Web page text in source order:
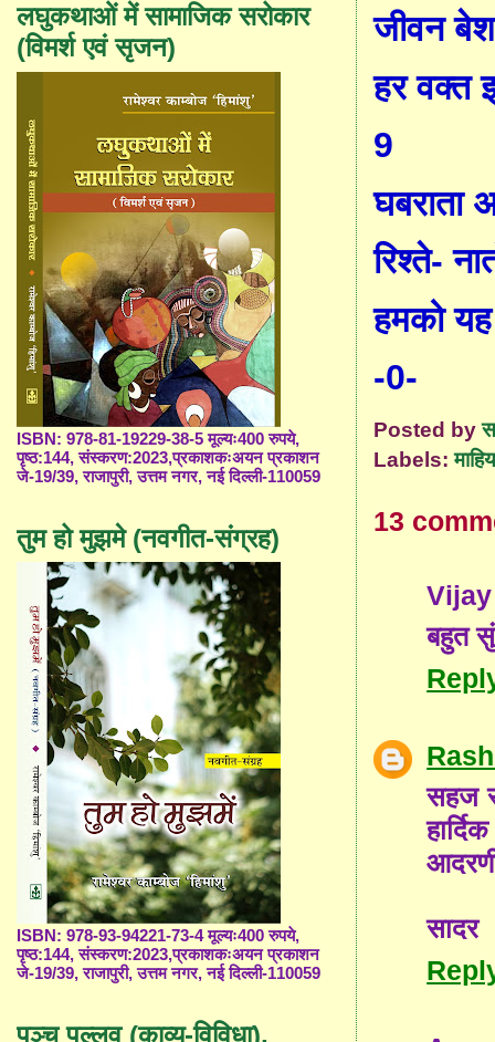
जीवन
हर वक्त
9
घबराता
रिश्ते-
हमको
-0-
Posted by
Labels:
13
बहुत
सहज
सादर
लघुकथाओं में सामाजिक सरोकार
(विमर्श एवं सृजन)
ISBN: 978-81-19229-38-5 मूल्यः400 रुपये,
पृष्ठ:144, संस्करण:2023,प्रकाशकःअयन प्रकाशन
जे-19/39, राजापुरी, उत्तम नगर, नई दिल्ली-110059
तुम हो मुझमे (नवगीत-संग्रह)
ISBN: 978-93-94221-73-4 मूल्यः400 रुपये,
पृष्ठ:144, संस्करण:2023,प्रकाशकःअयन प्रकाशन
जे-19/39, राजापुरी, उत्तम नगर, नई दिल्ली-110059
पञ्च पल्लव (काव्य-विविधा),